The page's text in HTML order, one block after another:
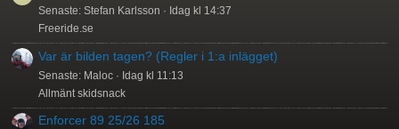
Senaste: Stefan Karlsson
Idag kl 14:37
Freeride.se
Var är bilden tagen? (Regler i 1:a inlägget)
Senaste: Maloc
Idag kl 11:13
Allmänt skidsnack
Enforcer 89 25/26 185